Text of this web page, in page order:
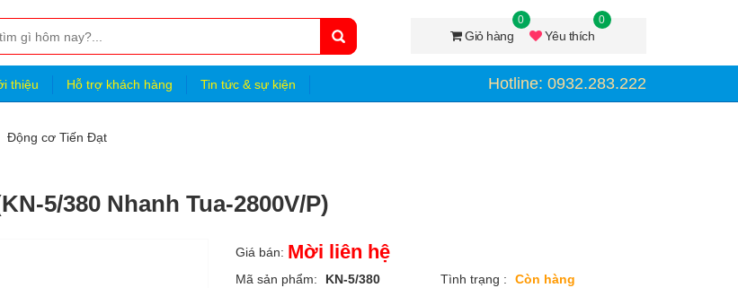
Giỏ hàng
0
Yêu thích
0
thiệu Hỗ trợ khách hàng Tin tức & sự kiện Hotline: 0932.283.222
Động cơ Tiến Đạt
5/380 Nhanh Tua-2800V/P)
Giá bán: Mời liên hệ
Mã sản phẩm: KN-5/380 Tình trạng :
Còn hàng